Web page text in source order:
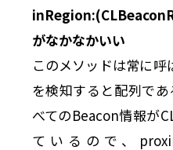
がなかなかいい
このメソッドは常に
を検知すると配列で
べてのBeacon情報が
ているので、